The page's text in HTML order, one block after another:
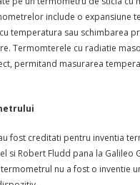
include o expansiune
temperatura sau schimbarea
Termomterele cu radiatie
permitand masurarea
fost creditati pentru inventia
si Robert Fludd pana la Galileo
nu a fost o inventie